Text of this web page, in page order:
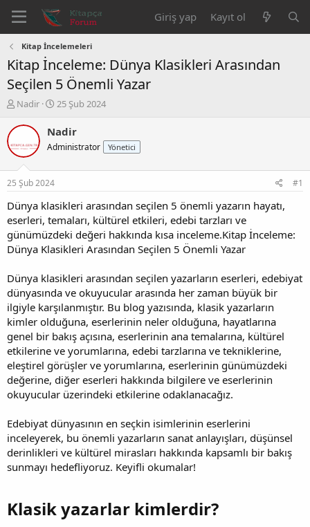
Giriş yap Kayıt ol
Kitap İncelemeleri
Kitap İnceleme: Dünya Klasikleri Arasından
Seçilen 5 Önemli Yazar
K
n
u
u
b
a
l
a
t
n
Nadir
B
ş
l
a
ç
a
r
i
i
25 Şub 2024
Nadir
Administrator Yönetici
25 Şub 2024 #1
Dünya klasikleri arasından seçilen 5 önemli yazarın hayatı,
eserleri, temaları, kültürel etkileri, edebi tarzları ve
günümüzdeki değeri hakkında kısa inceleme.Kitap İnceleme:
Dünya Klasikleri Arasından Seçilen 5 Önemli Yazar
Dünya klasikleri arasından seçilen yazarların eserleri, edebiyat
dünyasında ve okuyucular arasında her zaman büyük bir
ilgiyle karşılanmıştır. Bu blog yazısında, klasik yazarların
kimler olduğuna, eserlerinin neler olduğuna, hayatlarına
genel bir bakış açısına, eserlerinin ana temalarına, kültürel
etkilerine ve yorumlarına, edebi tarzlarına ve tekniklerine,
eleştirel görüşler ve yorumlarına, eserlerinin günümüzdeki
değerine, diğer eserleri hakkında bilgilere ve eserlerinin
okuyucular üzerindeki etkilerine odaklanacağız.
Edebiyat dünyasının en seçkin isimlerinin eserlerini
inceleyerek, bu önemli yazarların sanat anlayışları, düşünsel
derinlikleri ve kültürel mirasları hakkında kapsamlı bir bakış
sunmayı hedefliyoruz. Keyifli okumalar!
Klasik yazarlar kimlerdir?​